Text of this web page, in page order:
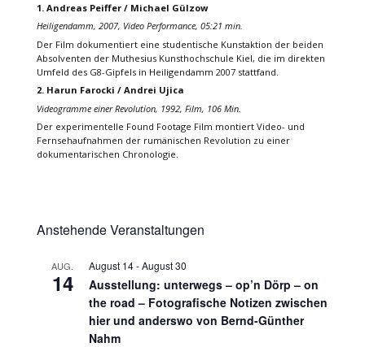
1. Andreas Peiffer / Michael Gülzow
Heiligendamm, 2007, Video Performance, 05:21 min.
Der Film dokumentiert eine studentische Kunstaktion der beiden
Absolventen der Muthesius Kunsthochschule Kiel, die im direkten
Umfeld des G8-Gipfels in Heiligendamm 2007 stattfand.
2. Harun Farocki / Andrei Ujica
Videogramme einer Revolution, 1992, Film, 106 Min.
Der experimentelle Found Footage Film montiert Video- und
Fernsehaufnahmen der rumänischen Revolution zu einer
dokumentarischen Chronologie.
Anstehende Veranstaltungen
AUG.
14
August 14-August 30
Ausstellung: unterwegs – op’n Dörp – on
the road – Fotografische Notizen zwischen
hier und anderswo von Bernd-Günther
Nahm